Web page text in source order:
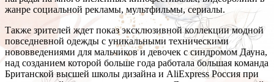
жанре социальной рекламы, мультфильмы, сериалы.
Также зрителей ждет показ эксклюзивной коллекции модной
повседневной одежды с уникальными техническими
нововведениями для мальчиков и девочек с синдромом Дауна,
над созданием которой больше года работала большая команда
Британской высшей школы дизайна и AliExpress Россия при